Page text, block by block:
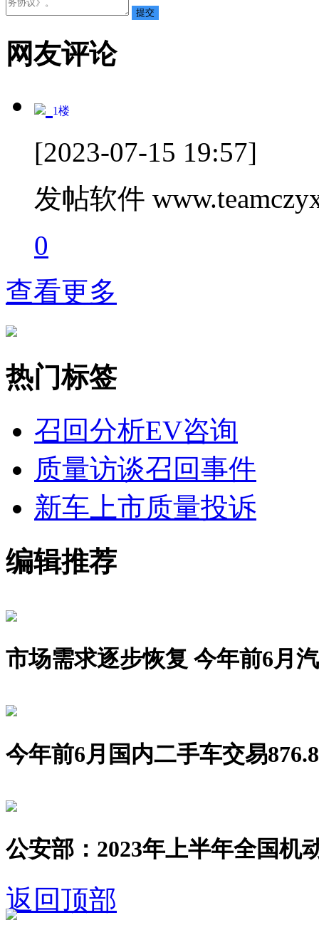
网友评论
1楼
[2023-07-15 19:57]
发帖软件
0
查看更多
热门标签
召回分析EV咨询
质量访谈召回事件
新车上市质量投诉
编辑推荐
市场需求逐步恢复 今年前6月
今年前6月国内二手车交易
公安部：2023年上半年全国机
返回顶部